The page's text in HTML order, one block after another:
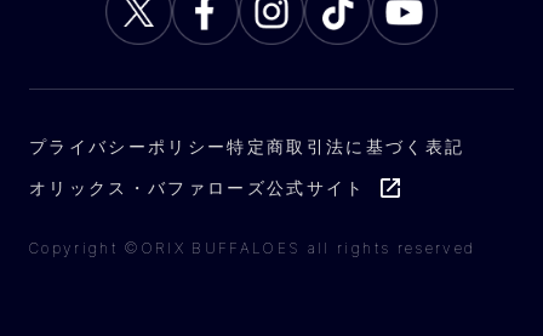
プライバシーポリシー特定商取引法に基づく表記
オリックス・バファローズ公式サイト
Copyright ©ORIX BUFFALOES all rights reserved